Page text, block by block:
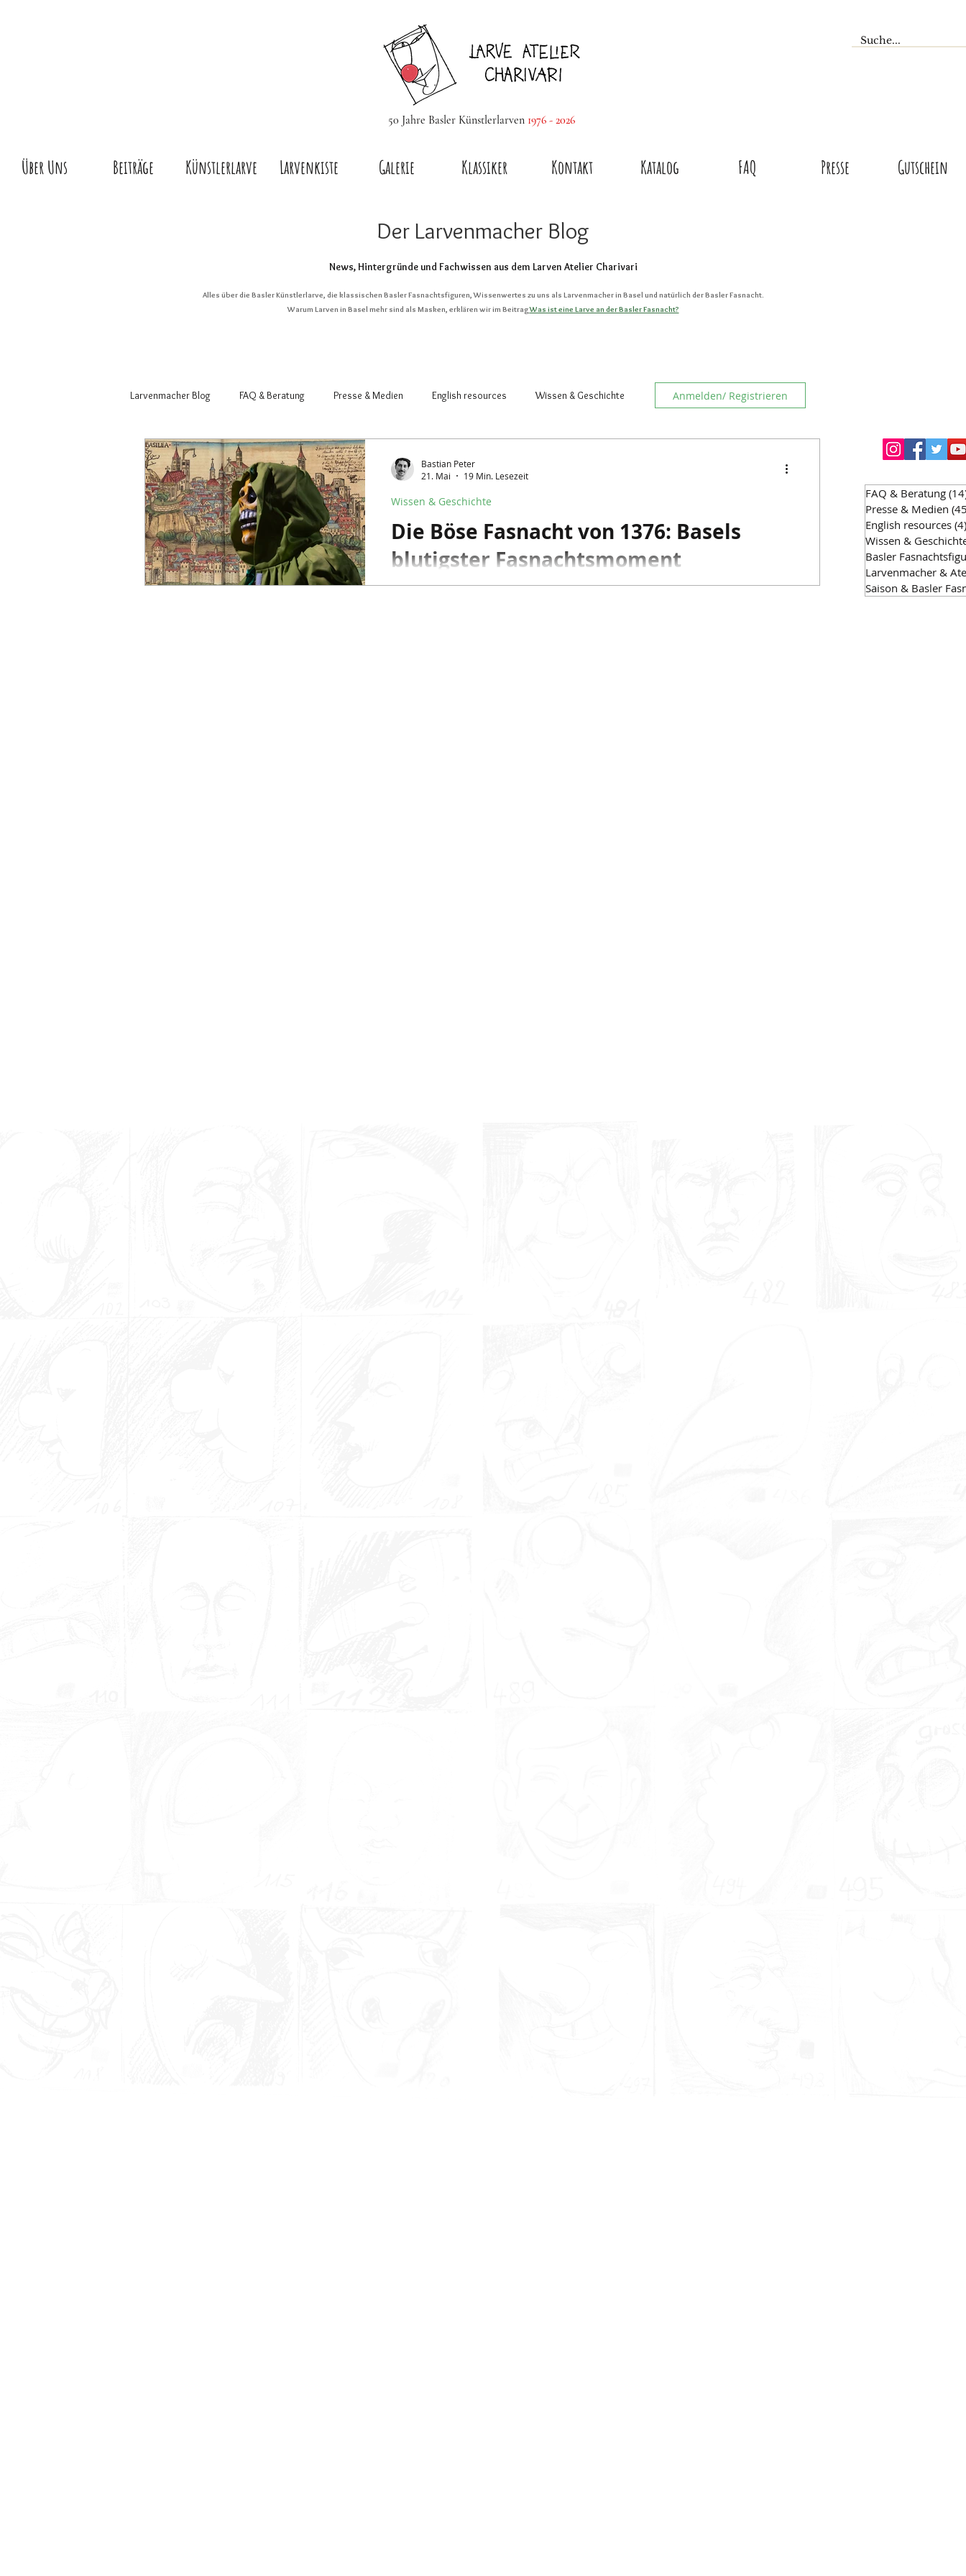
50 Jahre Basler Künstlerlarven 1976 - 2026
Über Uns Beiträge Künstlerlarve Larvenkiste Galerie Klassiker Kontakt Katalog FAQ Presse Gutschein
Der Larvenmacher Blog
News, Hintergründe und Fachwissen aus dem Larven Atelier Charivari
Alles über die Basler Künstlerlarve, die klassischen Basler Fasnachtsfiguren, Wissenwertes zu uns als Larvenmacher in Basel und natürlich der Basler Fasnacht.
Warum Larven in Basel mehr sind als Masken, erklären wir im BeitragWas ist eine Larve an der Basler Fasnacht?
Larvenmacher Blog FAQ & Beratung Presse & Medien English resources Wissen & Geschichte
Basler Fasnachtsfiguren Larvenmacher & Atelier
Anmelden/ Registrieren
Die Böse Fasnacht von 1376: Basels
blutigster Fasnachtsmoment
Am 26. Februar 1376 eskalierte ein Ritterturnier auf dem Basler
Wissen & Geschichte
Bastian Peter
21. Mai
19 Min. Lesezeit
FAQ & Beratung
Presse & Medien
English resources (4)
Wissen &
Basler
Larvenmacher &
Saison & Basler